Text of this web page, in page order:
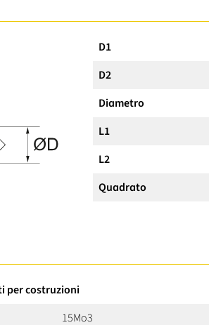
D1
D2
Diametro
L1
L2
Quadrato
per costruzioni
15Mo3